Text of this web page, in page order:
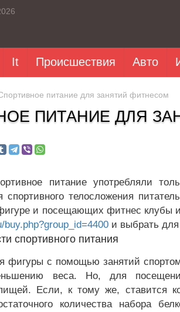
It Происшествия Авто
питание для занятий фитнесом
ПИТАНИЕ ДЛЯ
питание употребляли
спортивного телосложения
и посещающих фитнес клубы
и выбрать
спортивного питания
фигуры с помощью занятий
веса. Но, для
Если, к тому же, ставится
количества набора